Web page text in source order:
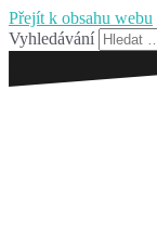
Přejít k obsahu webu
Vyhledávání